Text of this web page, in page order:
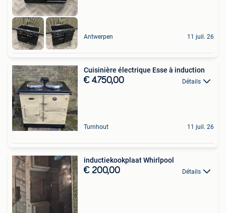
Antwerpen 11 juil. 26
Cuisinière électrique Esse à induction
€ 4.750,00 Détails
Turnhout 11 juil. 26
inductiekookplaat Whirlpool
€ 200,00 Détails